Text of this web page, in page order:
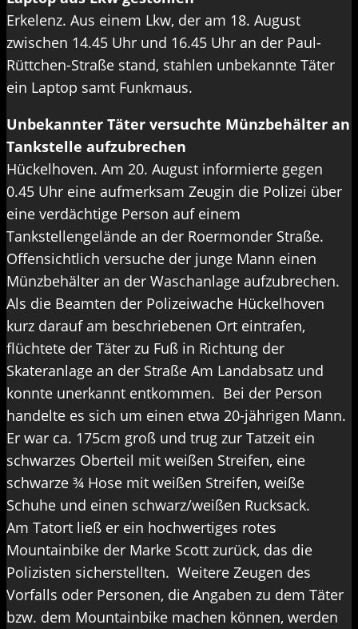
Erkelenz. Aus einem Lkw, der am 18. August
zwischen 14.45 Uhr und 16.45 Uhr an der Paul-
Rüttchen-Straße stand, stahlen unbekannte Täter
ein Laptop samt Funkmaus.
Unbekannter Täter versuchte Münzbehälter an
Tankstelle aufzubrechen
Hückelhoven. Am 20. August informierte gegen
0.45 Uhr eine aufmerksam Zeugin die Polizei über
eine verdächtige Person auf einem
Tankstellengelände an der Roermonder Straße.
Offensichtlich versuche der junge Mann einen
Münzbehälter an der Waschanlage aufzubrechen.
Als die Beamten der Polizeiwache Hückelhoven
kurz darauf am beschriebenen Ort eintrafen,
flüchtete der Täter zu Fuß in Richtung der
Skateranlage an der Straße Am Landabsatz und
konnte unerkannt entkommen. Bei der Person
handelte es sich um einen etwa 20-jährigen Mann.
Er war ca. 175cm groß und trug zur Tatzeit ein
schwarzes Oberteil mit weißen Streifen, eine
schwarze ¾ Hose mit weißen Streifen, weiße
Schuhe und einen schwarz/weißen Rucksack.
Am Tatort ließ er ein hochwertiges rotes
Mountainbike der Marke Scott zurück, das die
Polizisten sicherstellten. Weitere Zeugen des
Vorfalls oder Personen, die Angaben zu dem Täter
bzw. dem Mountainbike machen können, werden